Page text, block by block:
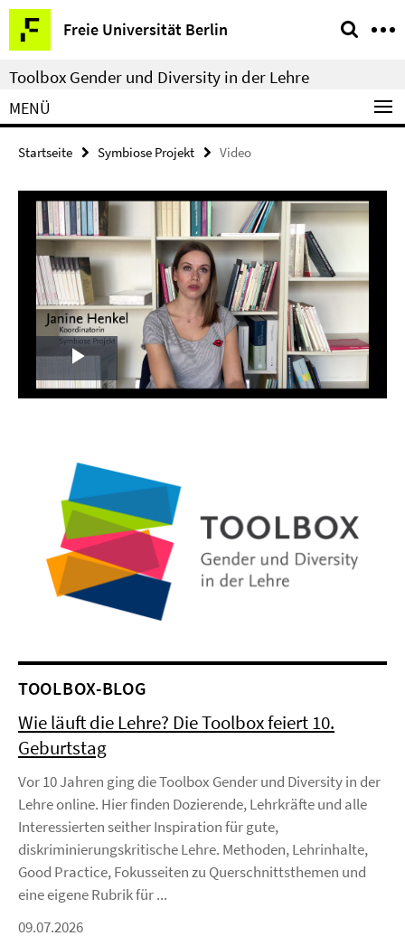
Springe
direkt
zu
Inhalt
Freie Universität Berlin
Service-
Navigation
Toolbox Gender und Diversity in der Lehre
MENÜ
Startseite Symbiose Projekt Video
Play
TOOLBOX-BLOG
Wie läuft die Lehre? Die Toolbox feiert 10.
Geburtstag
Vor 10 Jahren ging die Toolbox Gender und Diversity in der
Lehre online. Hier finden Dozierende, Lehrkräfte und alle
Interessierten seither Inspiration für gute,
diskriminierungskritische Lehre. Methoden, Lehrinhalte,
Good Practice, Fokusseiten zu Querschnittsthemen und
eine eigene Rubrik für ...
09.07.2026